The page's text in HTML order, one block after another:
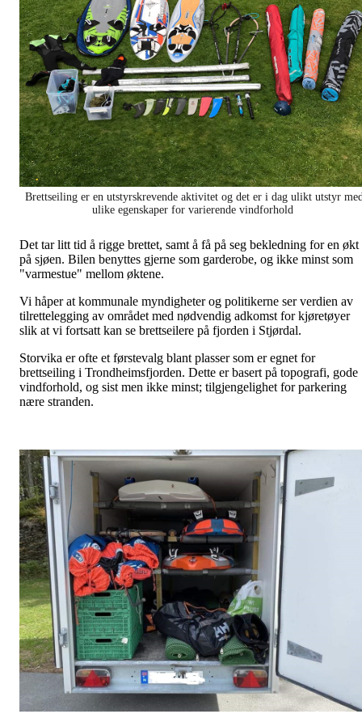
Brettseiling er en utstyrskrevende aktivitet og det er i dag ulikt utstyr
ulike egenskaper for varierende vindforhold
Det tar litt tid å rigge brettet, samt å få på seg bekledning for en økt
på sjøen. Bilen benyttes gjerne som garderobe, og ikke minst som
"varmestue" mellom øktene.
Vi håper at kommunale myndigheter og politikerne ser verdien av
tilrettelegging av området med nødvendig adkomst for kjøretøyer
slik at vi fortsatt kan se brettseilere på fjorden i Stjørdal.
Storvika er ofte et førstevalg blant plasser som er egnet for
brettseiling i Trondheimsfjorden. Dette er basert på topografi, gode
vindforhold, og sist men ikke minst; tilgjengelighet for parkering
nære stranden.